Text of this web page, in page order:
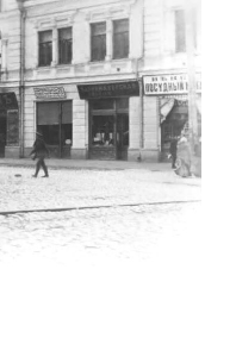
a comment
1903 РОКУ